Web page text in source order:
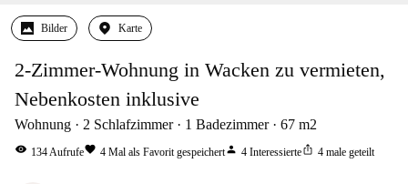
Bilder Karte
2-Zimmer-Wohnung in Wacken zu vermieten,
Nebenkosten inklusive
Wohnung 2 Schlafzimmer 1 Badezimmer 67 m2
visibility 134Aufrufefavorite 4 Mal als Favorit gespeichertperson 4 Interessierteios_share 4 male geteilt